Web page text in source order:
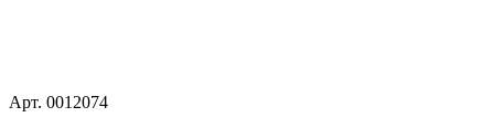
Арт. 0012074